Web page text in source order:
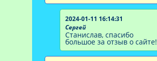
2024-01-11 16:14:31
Сергей
Станислав, спасибо
большое за отзыв о сайте!